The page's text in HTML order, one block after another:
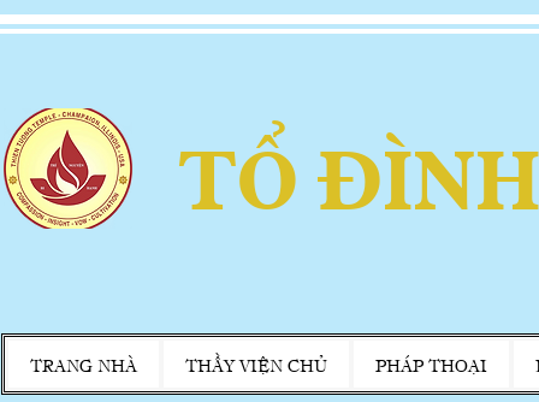
TỔ
TRANG NHÀ THẦY VIỆN CHỦ PHÁP THOẠI